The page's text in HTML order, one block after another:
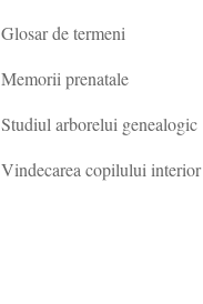
Glosar de termeni
Memorii prenatale
Studiul arborelui genealogic
Vindecarea copilului interior